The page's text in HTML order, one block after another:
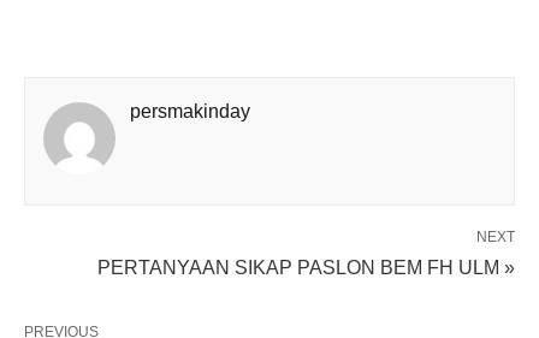
persmakinday
NEXT
PERTANYAAN SIKAP PASLON BEM FH ULM »
PREVIOUS